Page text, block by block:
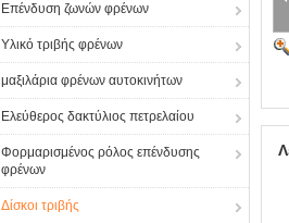
Επένδυση ζωνών φρένων
Υλικό τριβής φρένων
μαξιλάρια φρένων αυτοκινήτων
Ελεύθερος δακτύλιος πετρελαίου
Φορμαρισμένος ρόλος επένδυσης
φρένων
Δίσκοι τριβής